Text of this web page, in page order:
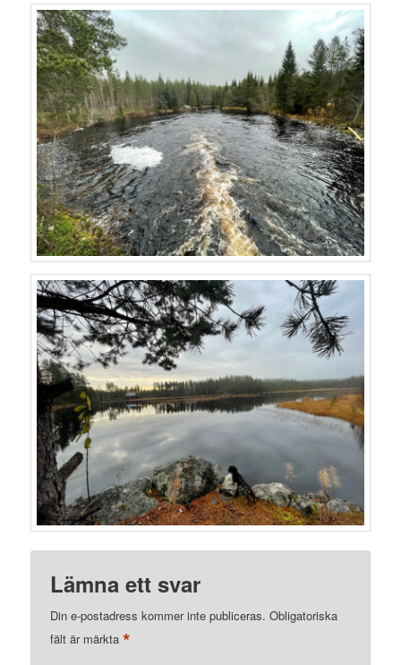
Lämna ett svar
Din e-postadress kommer inte publiceras. Obligatoriska
fält är märkta*